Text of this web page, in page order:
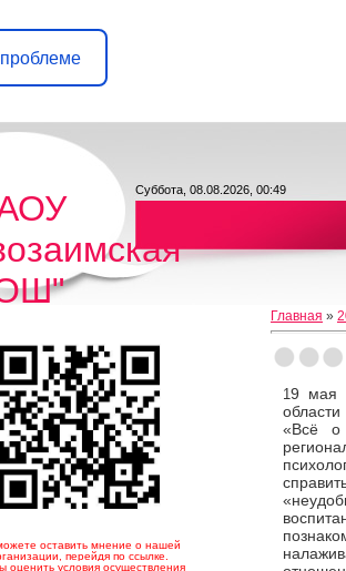
Суббота, 08.08.2026, 00:49
оставить мнение о нашей
перейдя по ссылке.
оценить условия осуществления
Главная »
19 мая
«Всё о